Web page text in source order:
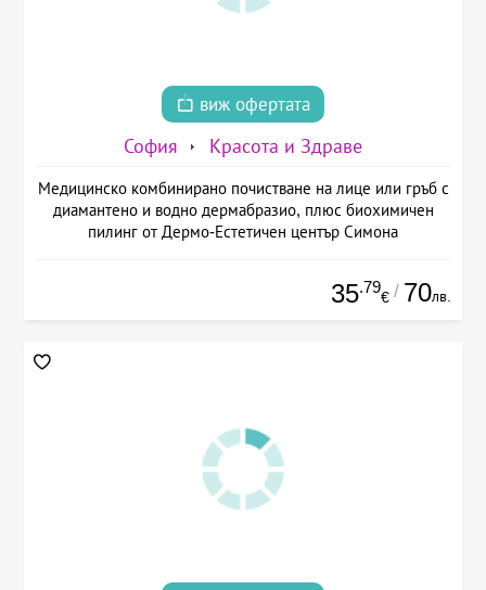
виж офертата
София Красота и Здраве
Медицинско комбинирано почистване на лице или гръб с
диамантено и водно дермабразио, плюс биохимичен
пилинг от Дермо-Естетичен център Симона
35.79
€ / 70лв.